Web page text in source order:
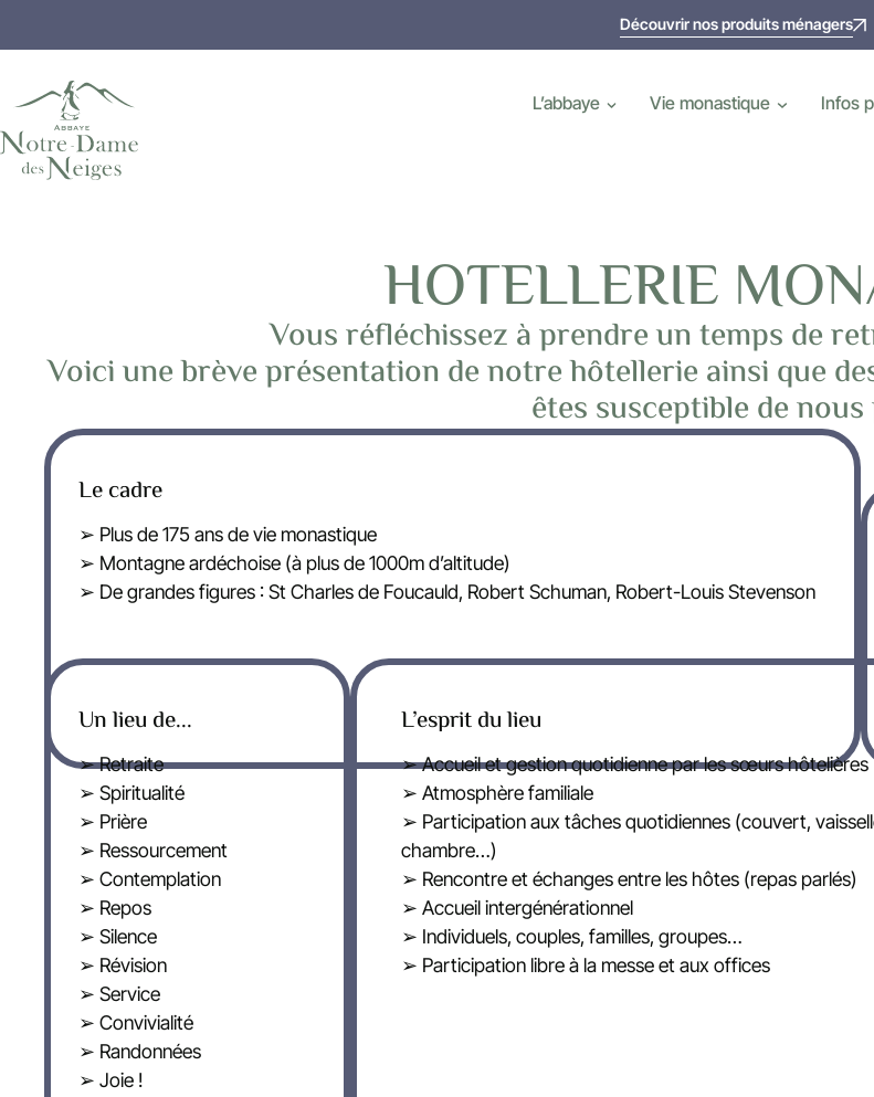
Découvrir nos produits ménagers
L’abbaye Vie monastique Infos
HOTELLERIE
Vous réfléchissez à prendre un temps de
Voici une brève présentation de notre hôtellerie ainsi que
êtes susceptible de nous
Le cadre
➢ Plus de 175 ans de vie monastique
➢ Montagne ardéchoise (à plus de 1000m d’altitude)
➢ De grandes figures : St Charles de Foucauld, Robert Schuman, Robert-Louis Stevenson
Un lieu de...
➢ Retraite
➢ Spiritualité
➢ Prière
➢ Ressourcement
➢ Contemplation
➢ Repos
➢ Silence
➢ Révision
➢ Service
➢ Convivialité
➢ Randonnées
➢ Joie !
L’esprit du lieu
➢ Accueil et gestion quotidienne par les sœurs hôtelières
➢ Atmosphère familiale
➢ Participation aux tâches quotidiennes (couvert,
chambre…)
➢ Rencontre et échanges entre les hôtes (repas parlés)
➢ Accueil intergénérationnel
➢ Individuels, couples, familles, groupes…
➢ Participation libre à la messe et aux offices